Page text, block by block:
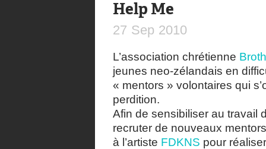
Help Me
27 Sep 2010
L’association chrétienne
jeunes neo-zélandais en
« mentors » volontaires qui
perdition.
Afin de sensibiliser au travail
recruter de nouveaux
à l’artiste FDKNS pour